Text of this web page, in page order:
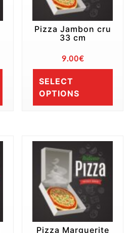
Pizza Jambon cru
33 cm
9.00€
SELECT
OPTIONS
Pizza Marguerite